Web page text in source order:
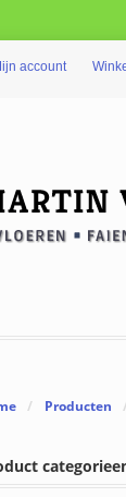
account
/ Producten /